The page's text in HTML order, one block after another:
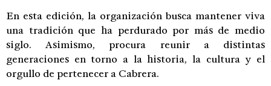
En esta edición, la organización busca mantener viva
una tradición que ha perdurado por más de medio
siglo. Asimismo, procura reunir a distintas
generaciones en torno a la historia, la cultura y el
orgullo de pertenecer a Cabrera.